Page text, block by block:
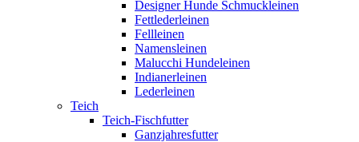
Designer Hunde Schmuckleinen
Fettlederleinen
Fellleinen
Namensleinen
Malucchi Hundeleinen
Indianerleinen
Lederleinen
Teich
Teich-Fischfutter
Ganzjahresfutter